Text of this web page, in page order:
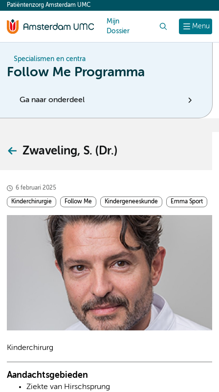
content
Menu
Patiëntenzorg Amsterdam UMC
Mijn
Dossier
Specialismen en centra
Follow Me Programma
Ga naar onderdeel
Zwaveling, S. (Dr.)
6 februari 2025
Kinderchirurgie Follow Me Kindergeneeskunde Emma Sport
Kinderchirurg
Aandachtsgebieden
Ziekte van Hirschsprung